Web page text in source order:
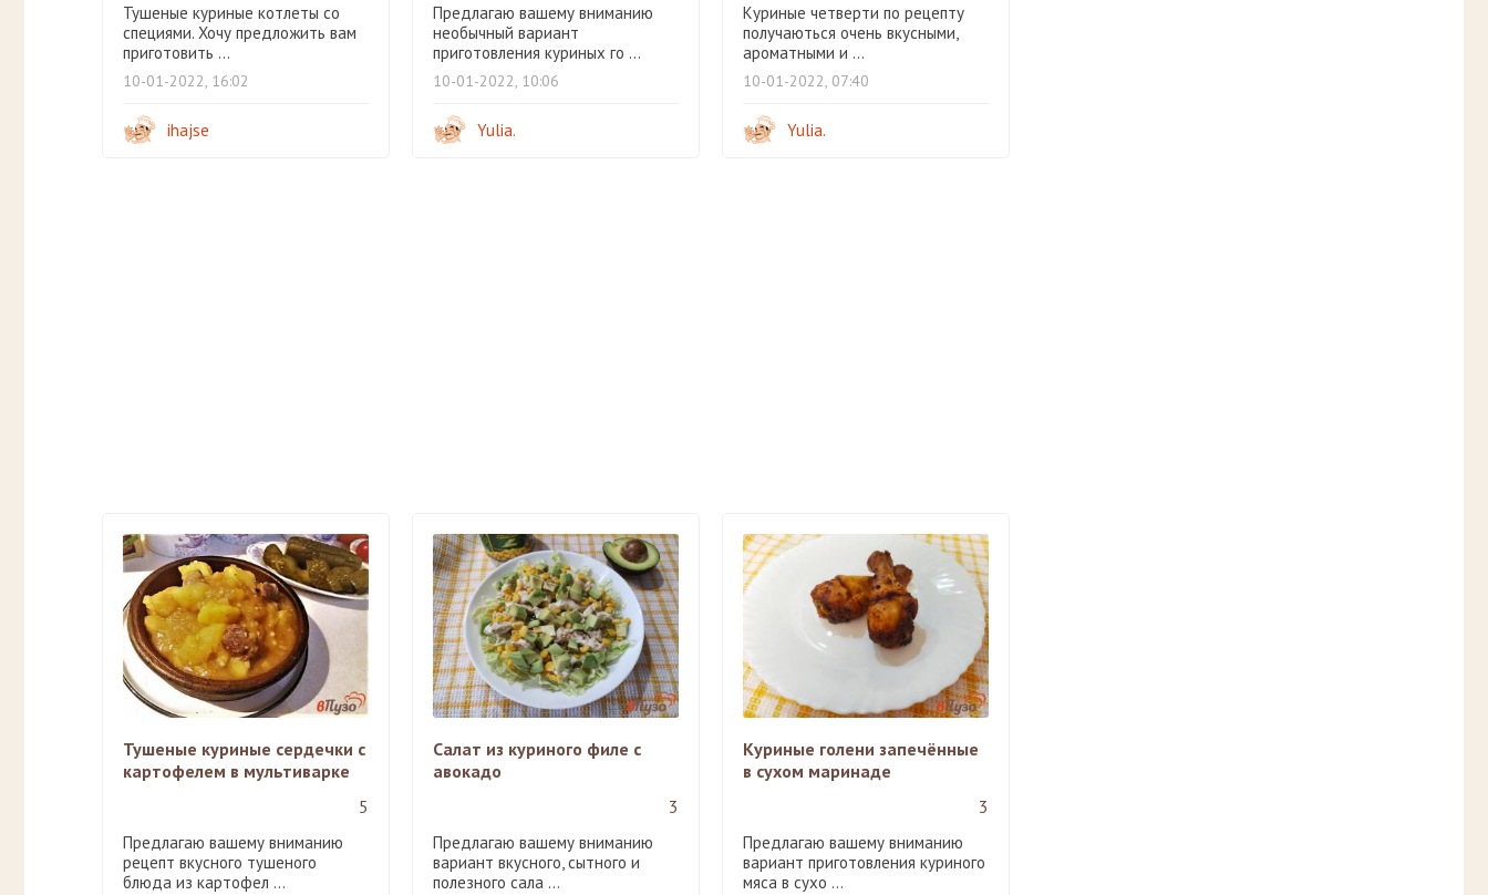
Тушеные куриные котлеты со
специями. Хочу предложить вам
приготовить ...
10-01-2022, 16:02
ihajse
Предлагаю вашему вниманию
необычный вариант
приготовления куриных го ...
10-01-2022, 10:06
Yulia.
Куриные четверти по рецепту
получаються очень вкусными,
ароматными и ...
10-01-2022, 07:40
Yulia.
Тушеные куриные сердечки с
картофелем в мультиварке
5
Предлагаю вашему вниманию
рецепт вкусного тушеного
блюда из картофел ...
Салат из куриного филе с
авокадо
3
Предлагаю вашему вниманию
вариант вкусного, сытного и
полезного сала ...
Куриные голени запечённые
в сухом маринаде
3
Предлагаю вашему вниманию
вариант приготовления куриного
мяса в сухо ...